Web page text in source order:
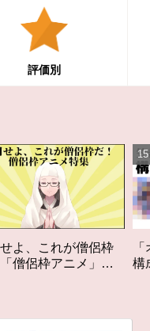
評価別
オタク歴２０年の私を
成する５つのアニメ」